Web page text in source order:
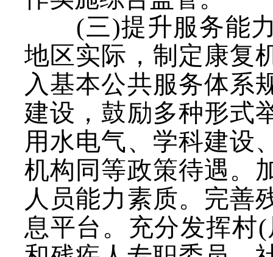
(三)提升服务能
地区实际，制定康复
入基本公共服务体系
建设，鼓励多种形式
用水电气、学科建设
机构同等政策待遇。
人员能力素质。完善
息平台。充分发挥村